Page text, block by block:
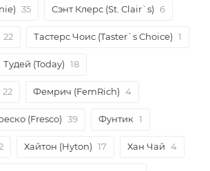
35 Сэнт Клерс (St. Clair`s) 6
22 Тастерс Чоис (Taster`s Choice) 1
Тудей (Today) 18
22 Фемрич (FemRich) 4
(Fresco) 39 Фунтик 1
Хайтон (Hyton) 17 Хан Чай 4